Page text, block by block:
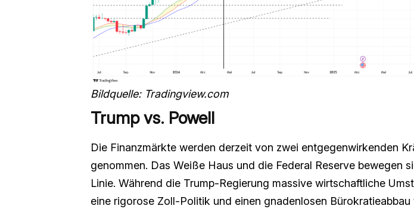
Bildquelle: Tradingview.com
Trump vs. Powell
Die Finanzmärkte werden derzeit von zwei entgegenwirkenden
genommen. Das Weiße Haus und die Federal Reserve bewegen
Linie. Während die Trump-Regierung massive wirtschaftliche
eine rigorose Zoll-Politik und einen gnadenlosen